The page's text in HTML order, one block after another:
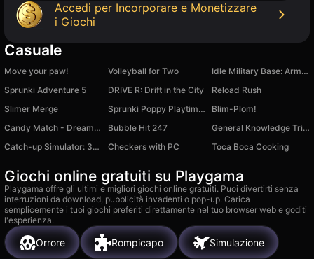
Accedi per Incorporare e Monetizzare
i Giochi
Casuale
Move your paw! Volleyball for Two
Idle Military Base: Army Tycoon
Sprunki Adventure 5
DRIVE R: Drift in the City
Reload Rush
Slimer Merge
Sprunki Poppy Playtime MOD
Blim-Plom!
Candy Match - Dream Factory
Bubble Hit 247
General Knowledge Trivia
Catch-up Simulator: 3D Survival Racing
Checkers with PC Toca Boca Cooking
Giochi online gratuiti su Playgama
Playgama offre gli ultimi e migliori giochi online gratuiti. Puoi divertirti senza
interruzioni da download, pubblicità invadenti o pop-up. Carica
semplicemente i tuoi giochi preferiti direttamente nel tuo browser web e goditi
l'esperienza.
Orrore Rompicapo Simulazione